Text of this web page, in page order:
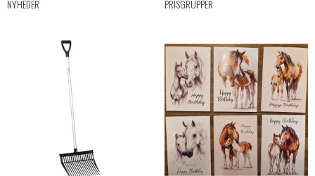
NYHEDER PRISGRUPPER